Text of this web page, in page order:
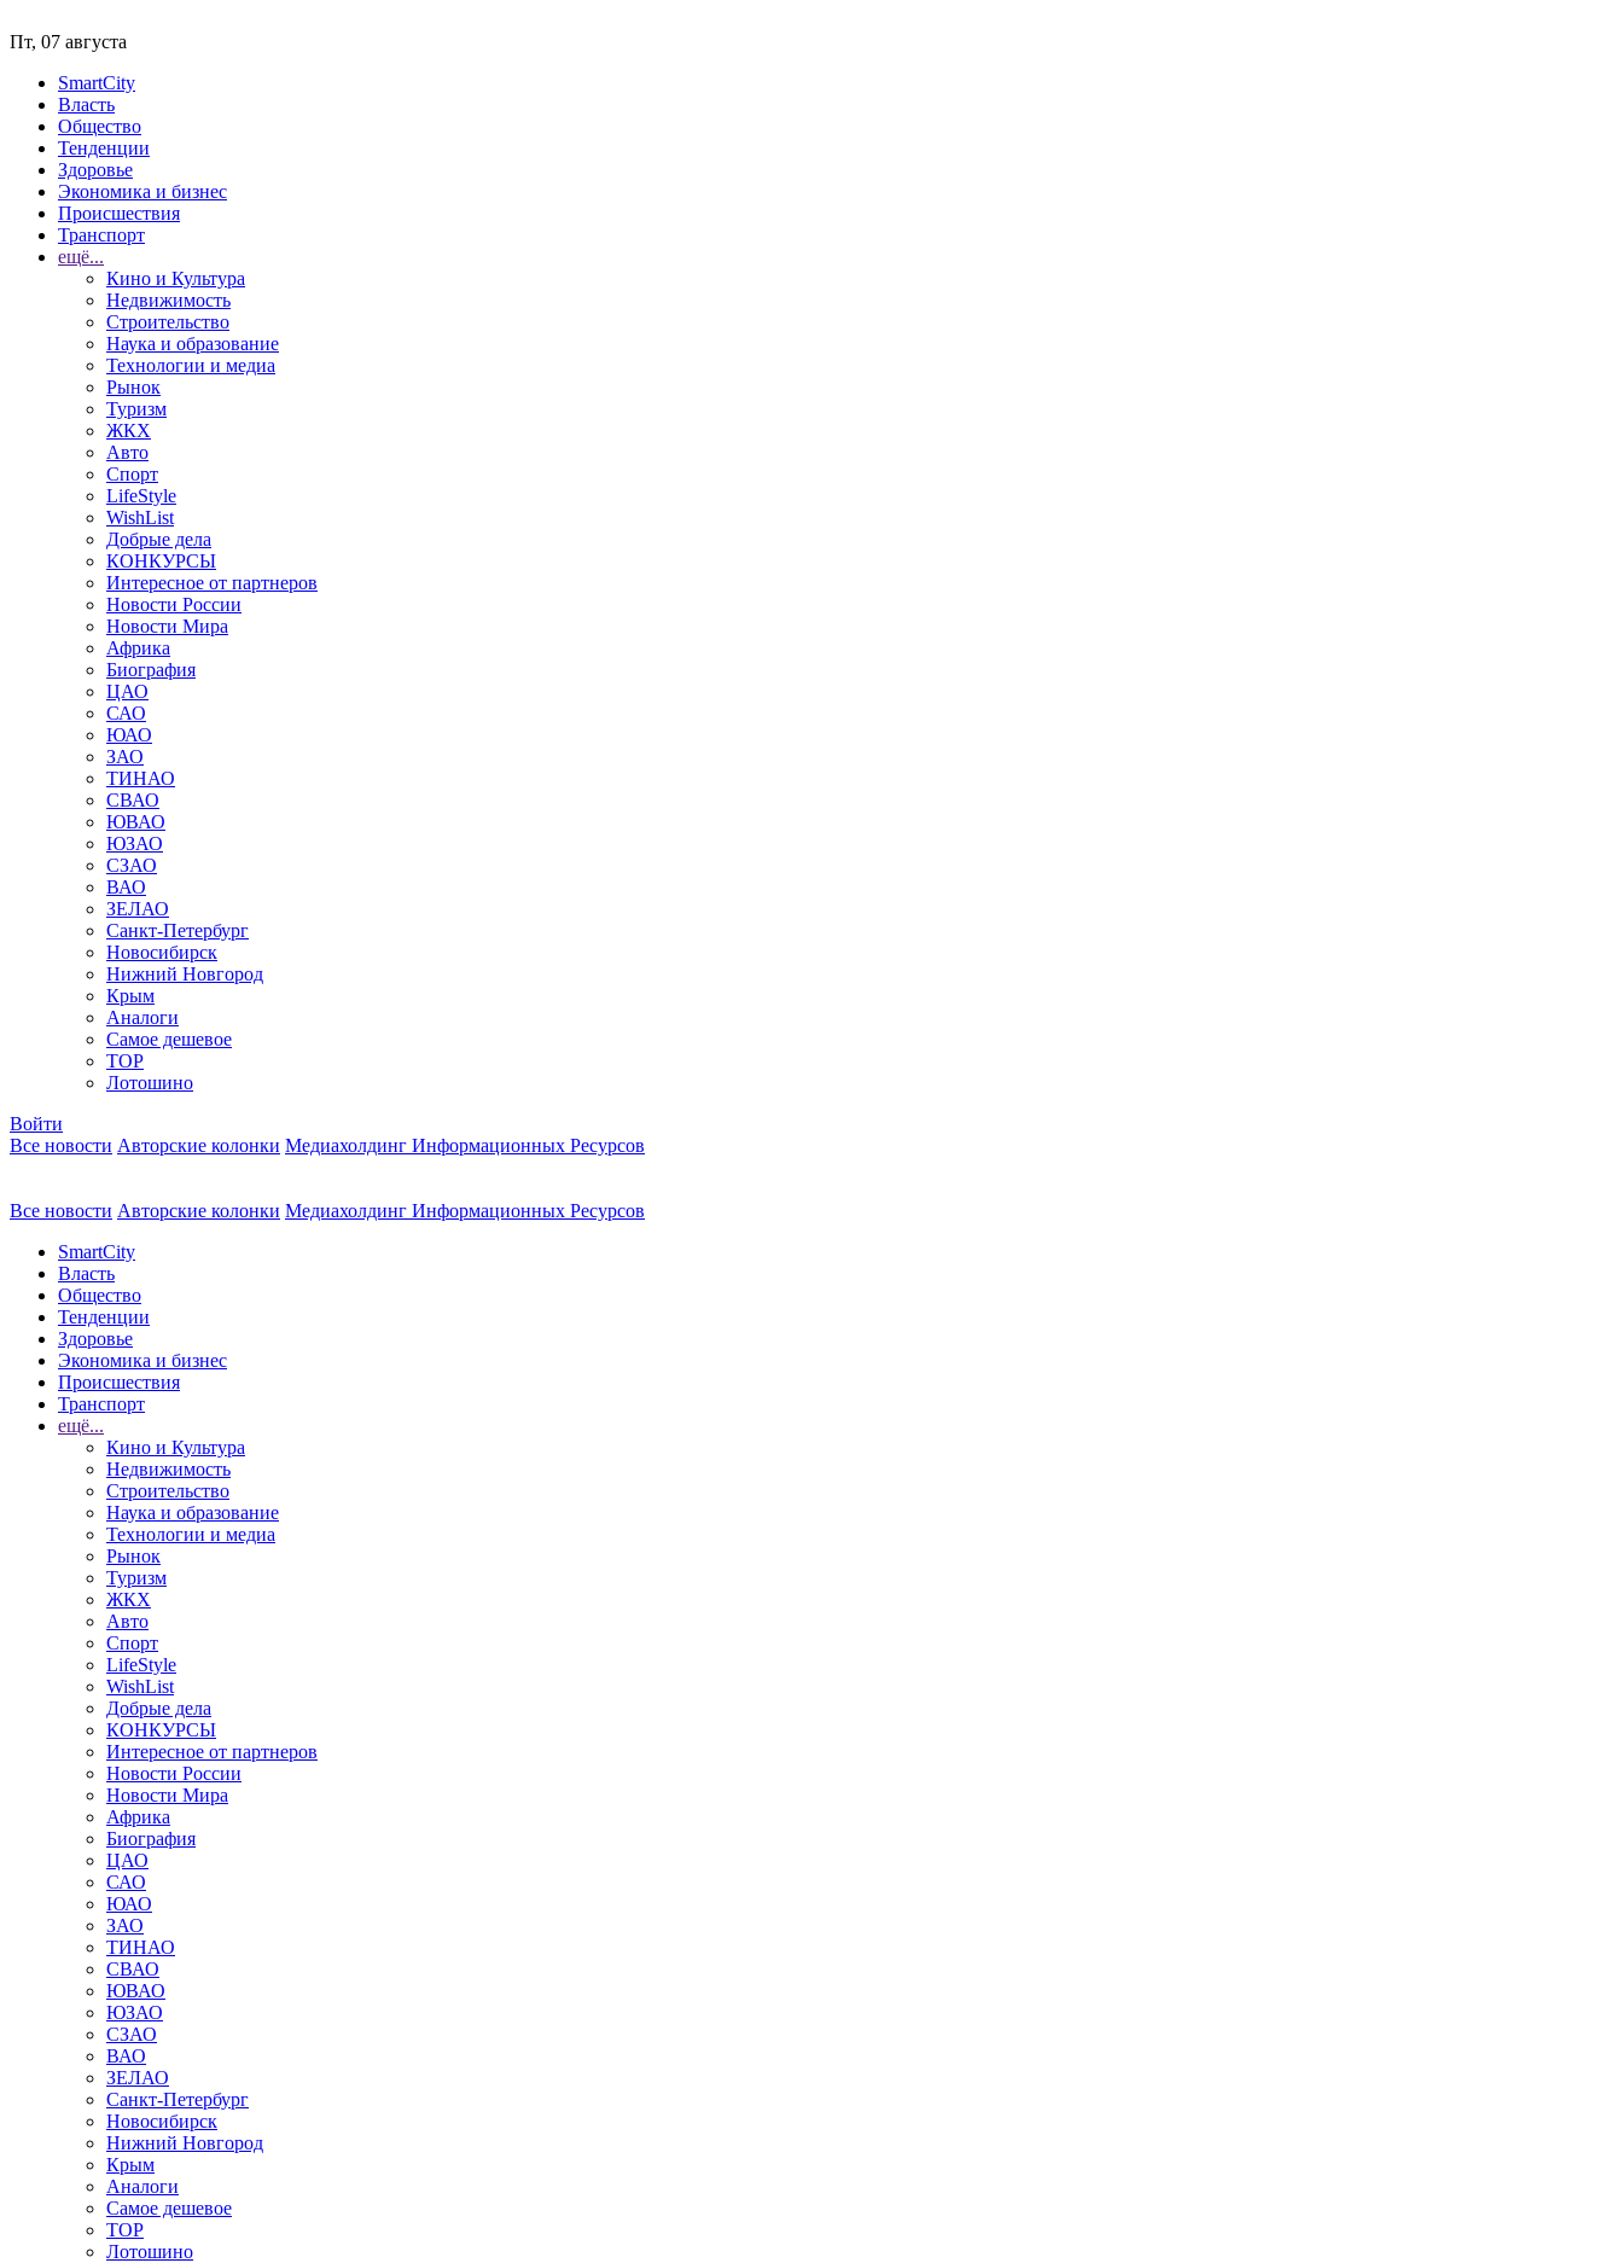
Пт, 07 августа
SmartCity
Власть
Общество
Тенденции
Здоровье
Экономика и бизнес
Происшествия
Транспорт
ещё...
Кино и Культура
Недвижимость
Строительство
Наука и образование
Технологии и медиа
Рынок
Туризм
ЖКХ
Авто
Спорт
LifeStyle
WishList
Добрые дела
КОНКУРСЫ
Интересное от партнеров
Новости России
Новости Мира
Африка
Биография
ЦАО
САО
ЮАО
ЗАО
ТИНАО
СВАО
ЮВАО
ЮЗАО
СЗАО
ВАО
ЗЕЛАО
Санкт-Петербург
Новосибирск
Нижний Новгород
Крым
Аналоги
Самое дешевое
TOP
Лотошино
Войти
Все новости Авторские колонки Медиахолдинг Информационных Ресурсов
Все новости Авторские колонки Медиахолдинг Информационных Ресурсов
SmartCity
Власть
Общество
Тенденции
Здоровье
Экономика и бизнес
Происшествия
Транспорт
ещё...
Кино и Культура
Недвижимость
Строительство
Наука и образование
Технологии и медиа
Рынок
Туризм
ЖКХ
Авто
Спорт
LifeStyle
WishList
Добрые дела
КОНКУРСЫ
Интересное от партнеров
Новости России
Новости Мира
Африка
Биография
ЦАО
САО
ЮАО
ЗАО
ТИНАО
СВАО
ЮВАО
ЮЗАО
СЗАО
ВАО
ЗЕЛАО
Санкт-Петербург
Новосибирск
Нижний Новгород
Крым
Аналоги
Самое дешевое
TOP
Лотошино